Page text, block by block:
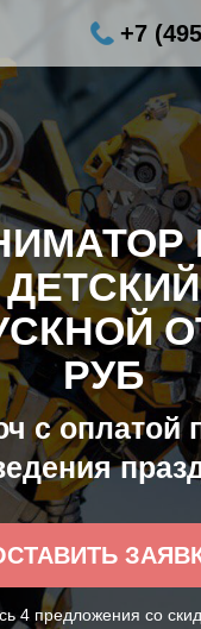
+7
ДЕТСКИЙ
РУБ
с оплатой
4 предложения со